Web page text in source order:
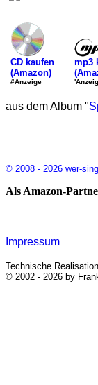
CD kaufen
(Amazon)
#Anzeige
mp3
aus dem Album "
© 2008 - 2026 wer-
Als Amazon-
Impressum
Technische
© 2002 - 2026 by